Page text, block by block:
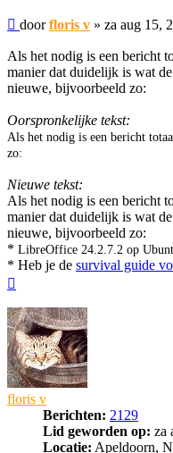
Bericht
doorfloris v » za aug 15,
Als het nodig is een bericht
manier dat duidelijk is wat
nieuwe, bijvoorbeeld zo:
Oorspronkelijke tekst:
Als het nodig is een bericht
zo:
Nieuwe tekst:
Als het nodig is een bericht
manier dat duidelijk is wat
nieuwe, bijvoorbeeld zo:
* LibreOffice 24.2.7.2 op
* Heb je de survival guide
floris v
Berichten: 2129
Lid geworden op: za
Locatie: Apeldoorn,